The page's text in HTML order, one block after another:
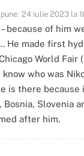
24 iulie 2023 la
– because of him
He made first
World
who was
is there because
Bosnia, Slovenia
after him.